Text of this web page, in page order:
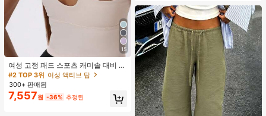
15
여성 고정 패드 스포츠 캐미솔 대비 색
상 신축성 요가 캐미 탑 여름
#2 TOP 3위 여성 액티브 탑
높은 재방문 고객
#2 TOP 3위 여성 액티브 탑
높은 재방문 고객
#2 TOP 3위 여성 액티브 탑
높은 재방문 고객
#2 TOP 3위
여성 액티브 탑
300+ 판매됨
7,557원 -36% 추정된
액세서리